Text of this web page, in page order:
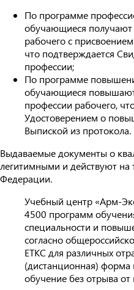
По программе
обучающиеся
рабочего с
что подтверждается
профессии;
По программе
обучающиеся
профессии рабочего,
Удостоверением о
Выпиской из протокола.
Выдаваемые документы о
легитимными и действуют на
Федерации.
Учебный центр «Арм-
4500 программ
специальности и
согласно
ЕТКС для различных
(дистанционная) форма
обучение без отрыва от